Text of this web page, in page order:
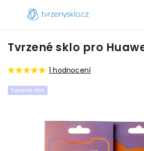
Tvrzené sklo pro
Tvrzené sklo
1 hodnocení